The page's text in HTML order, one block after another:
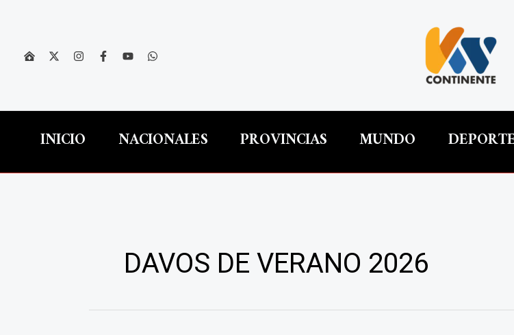
INICIO NACIONALES PROVINCIAS MUNDO
DAVOS DE VERANO 2026